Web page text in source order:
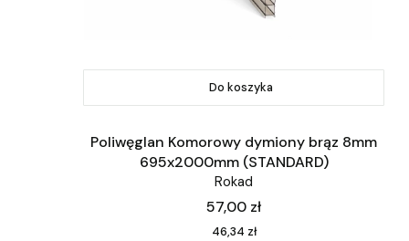
Do koszyka
Poliwęglan Komorowy dymiony brąz 8mm
695x2000mm (STANDARD)
Rokad
Cena
57,00 zł
Cena
46,34 zł